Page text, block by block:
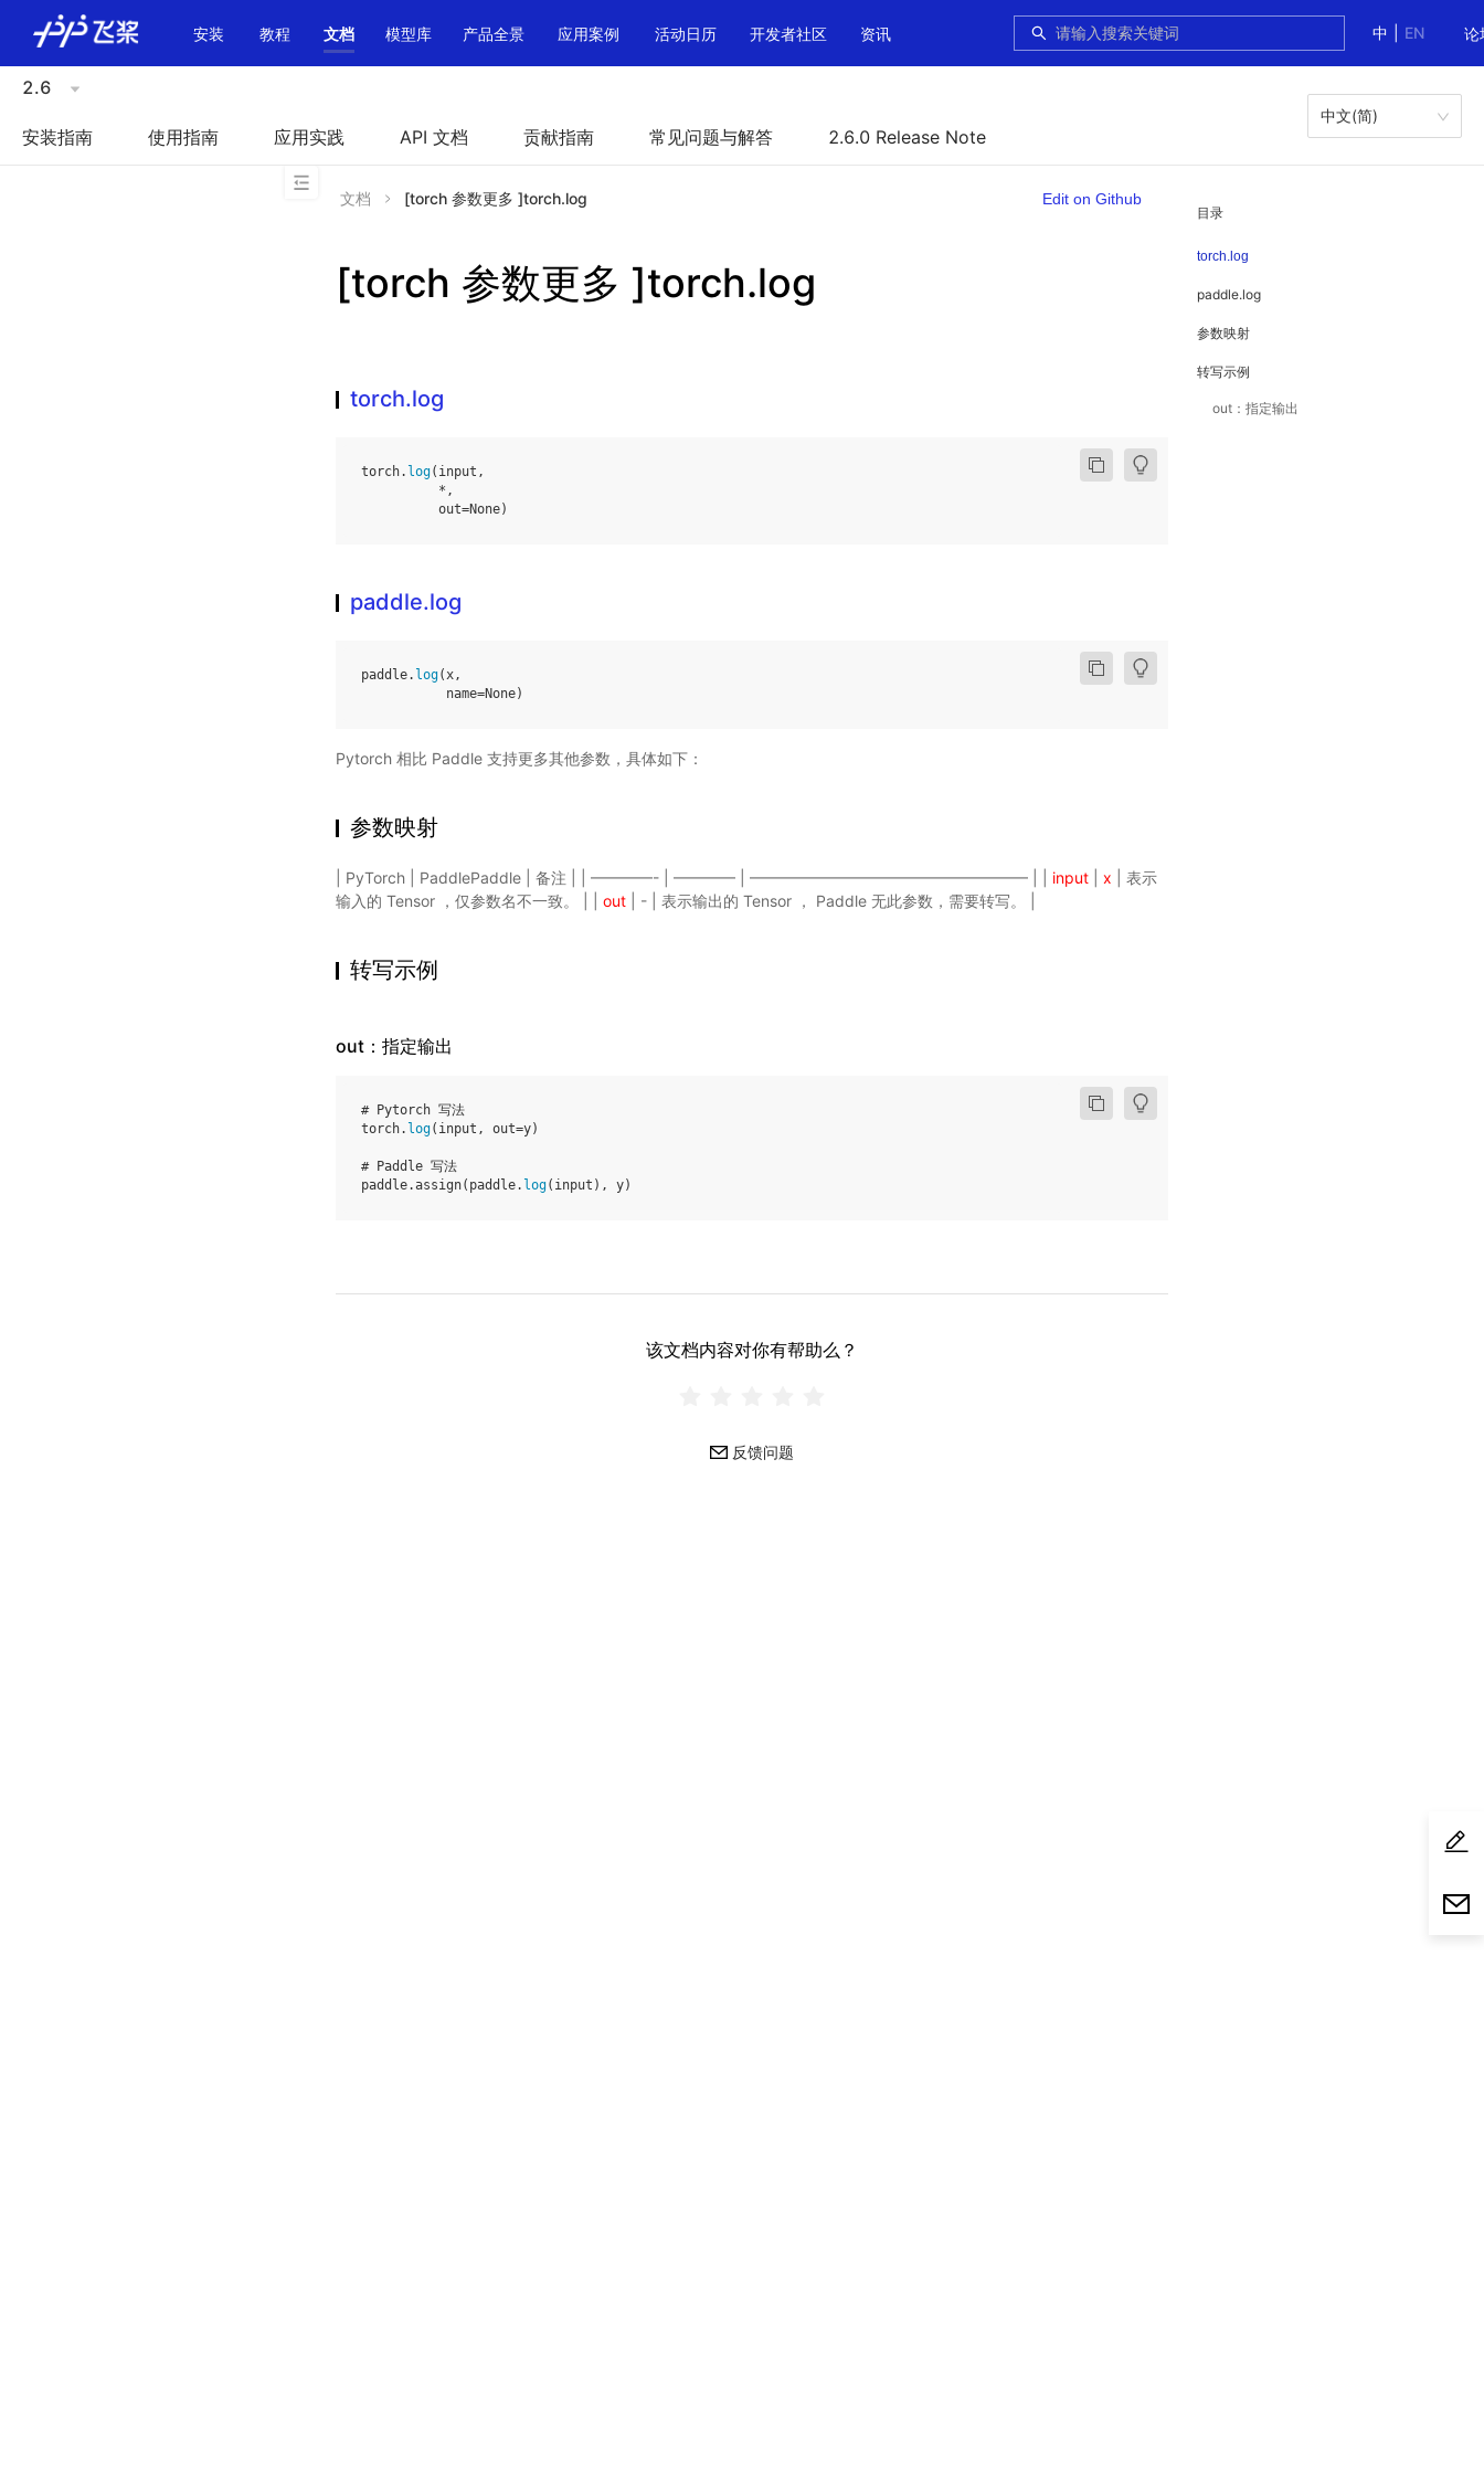
中
EN 论
安装 教程 文档 模型库 产品全景 应用案例 活动日历 开发者社区 资讯
2.6
安装指南 使用指南 应用实践 API 文档 贡献指南 常见问题与解答 2.6.0 Release Note
中文(简)
目录
torch.log
paddle.log
参数映射
转写示例
out：指定输出
文档 [torch 参数更多 ]torch.log Edit on Github
[torch 参数更多 ]torch.log
torch.log
torch. log( input ,
* ,
out=None)
paddle.log
paddle. log(x,
name=None)
Pytorch 相比 Paddle 支持更多其他参数，具体如下：
参数映射
| PyTorch | PaddlePaddle | 备注 | | ————- | ———— | —————————————————— | | input x
| 表示
输入的 Tensor ，仅参数名不一致。 | | out | - | 表示输出的 Tensor ， Paddle 无此参数，需要转写。 |
转写示例
out：指定输出
# Pytorch 写法
torch. log( input , out=y)
# Paddle 写法
paddle.assign( paddle. log( input ), y)
该文档内容对你有帮助么？
反馈问题